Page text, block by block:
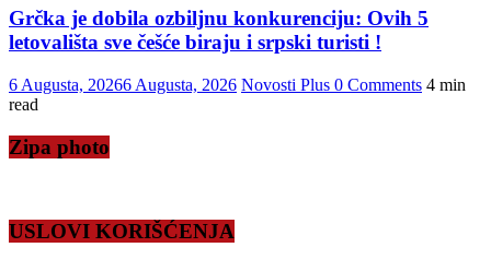
Grčka je dobila ozbiljnu konkurenciju: Ovih 5
letovališta sve češće biraju i srpski turisti !
6 Augusta, 20266 Augusta, 2026 Novosti Plus 0 Comments 4 min
read
Zipa photo
USLOVI KORIŠĆENJA